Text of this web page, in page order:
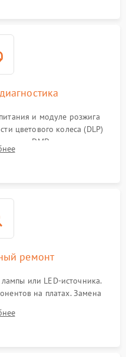
и модуле розжига
цветового колеса (DLP)
DMD-чипа, датчиков
мультиметра и
ремонт
или LED-источника.
на платах. Замена
нового цветового
поляризационных